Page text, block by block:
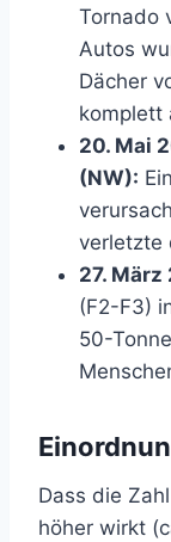
Tornado
Autos
Dächer
komplett
20. Mai
(NW):
verletzte
27.
(F2-F3)
50-
Dass die
höher wirkt